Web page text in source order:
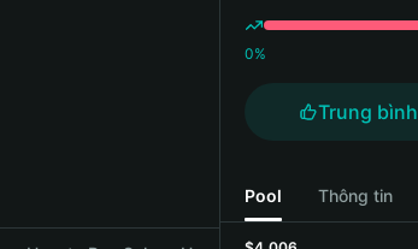
0%
Trung bình
Pool Thông tin